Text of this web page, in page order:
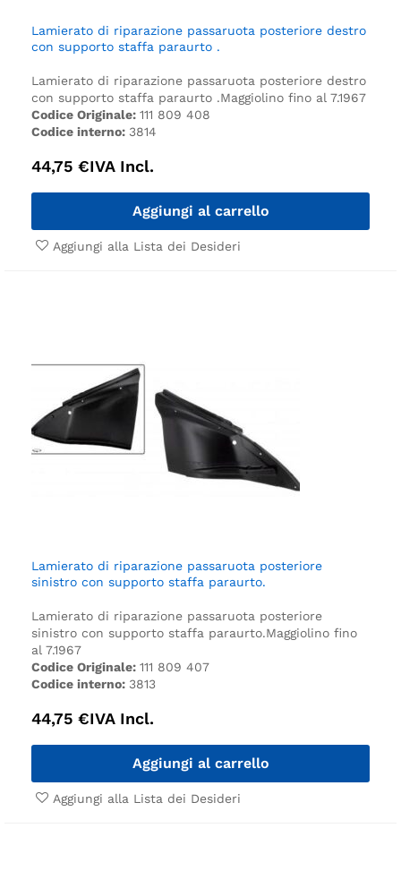
Lamierato di riparazione passaruota posteriore destro
con supporto staffa paraurto .
Lamierato di riparazione passaruota posteriore destro
con supporto staffa paraurto .Maggiolino fino al 7.1967
Codice Originale: 111 809 408
Codice interno: 3814
44,75 €IVA Incl.
Aggiungi al carrello
Aggiungi alla Lista dei Desideri
Lamierato di riparazione passaruota posteriore
sinistro con supporto staffa paraurto.
Lamierato di riparazione passaruota posteriore
sinistro con supporto staffa paraurto.Maggiolino fino
al 7.1967
Codice Originale: 111 809 407
Codice interno: 3813
44,75 €IVA Incl.
Aggiungi al carrello
Aggiungi alla Lista dei Desideri